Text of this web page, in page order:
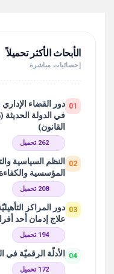
الأبحاث الأكثر تحميلاً
إحصائيات مباشرة
01 دور القضاء
في الدولة
القانون)
262 تحميل
02
النظم السياسية
المؤسسية والكفاءة
208 تحميل
03 دور المراكز
علاج إدمان أحد
194 تحميل
04 الأدلّة الرقميّة في
172 تحميل